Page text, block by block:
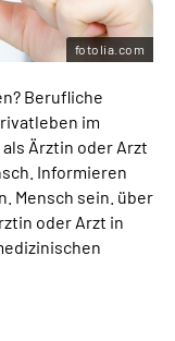
Berufliche
im
Ärztin oder Arzt
Informieren
Mensch sein. über
oder Arzt in
fotolia.com